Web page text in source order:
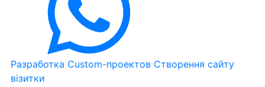
Разработка Custom-проектов Створення сайту
візитки